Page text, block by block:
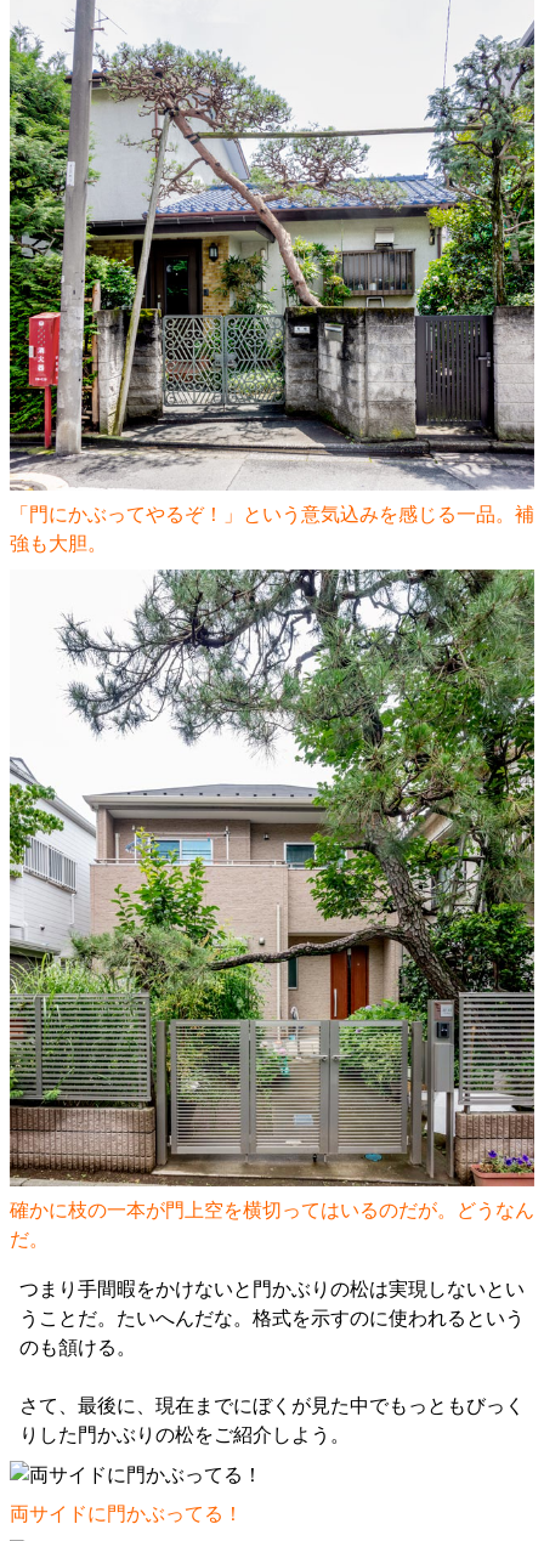
「門にかぶってやるぞ！」という意気込みを感じる一品。補
強も大胆。
確かに枝の一本が門上空を横切ってはいるのだが。どうなん
だ。
つまり手間暇をかけないと門かぶりの松は実現しないとい
うことだ。たいへんだな。格式を示すのに使われるという
のも頷ける。
さて、最後に、現在までにぼくが見た中でもっともびっく
りした門かぶりの松をご紹介しよう。
両サイドに門かぶってる！